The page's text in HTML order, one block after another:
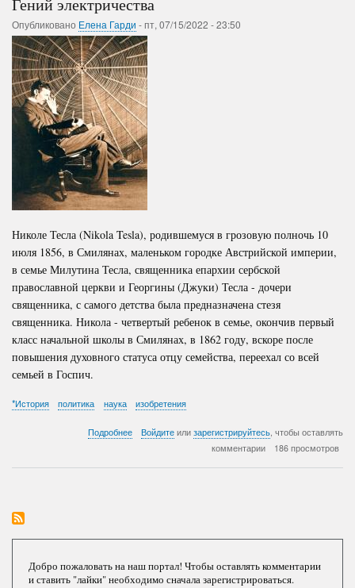
Опубликовано Елена Гарди -пт, 07/15/2022 - 23:50
Николе Тесла (Nikola Tesla), родившемуся в грозовую полночь 10
июля 1856, в Смилянах, маленьком городке Австрийской империи,
в семье Милутина Тесла, священника епархии сербской
православной церкви и Георгины (Джуки) Тесла - дочери
священника, с самого детства была предназначена стезя
священника. Никола - четвертый ребенок в семье, окончив первый
класс начальной школы в Смилянах, в 1862 году, вскоре после
повышения духовного статуса отцу семейства, переехал со всей
семьей в Госпич.
*История политика наука изобретения
Подробнее Войдите или зарегистрируйтесь, чтобы оставлять
комментарии
186 просмотров
Добро пожаловать на наш портал! Чтобы оставлять комментарии
и ставить "лайки" необходимо сначала зарегистрироваться.